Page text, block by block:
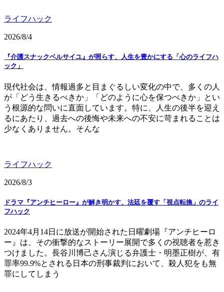
ライフハック
2026/8/4
『介護スナックベルサイユ』が照らす、人生を豊かにする「心のライフハ
ック」
現代社会は、情報過多と目まぐるしい変化の中で、多くの人
が「どう生きるべきか」「どのように心を保つべきか」とい
う根源的な問いに直面しています。特に、人生の後半を迎え
るにあたり、過去への後悔や未来への不安に苛まれることは
少なくありません。そんな
ライフハック
2026/8/3
ドラマ『アンチヒーロー』が解き明かす、法廷を覆す「視点転換」のライ
フハック
2024年4月14日に放送が開始された日曜劇場『アンチヒーロ
ー』は、その衝撃的なストーリー展開で多くの視聴者を惹き
つけました。長谷川博己さん演じる弁護士・明墨正樹が、有
罪率99.9%とされる日本の刑事裁判において、殺人犯をも無
罪にしてしまう